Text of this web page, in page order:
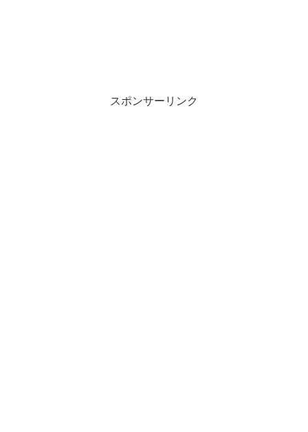
スポンサーリンク